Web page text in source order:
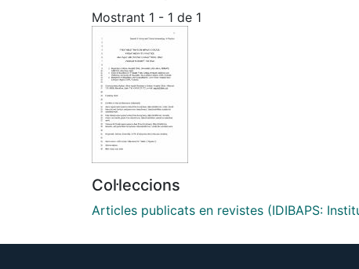
Mostrant 1 - 1 de 1
Col·leccions
Articles publicats en revistes (IDIBAPS: